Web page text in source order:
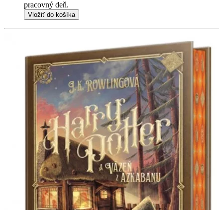
pracovný deň.
Vložiť do košíka